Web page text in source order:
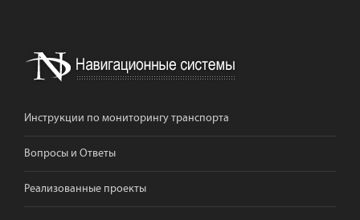
Инструкции по мониторингу транспорта
Вопросы и Ответы
Реализованные проекты